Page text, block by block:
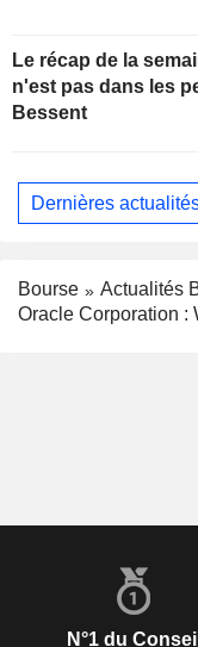
Le récap de la
n'est pas dans les
Bessent
Dernières
Bourse
Actualités
Oracle Corporation :
N°1 du Conseil